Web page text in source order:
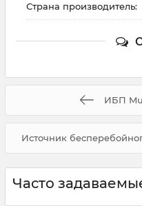
Страна производитель:
ИБП
Источник
Часто